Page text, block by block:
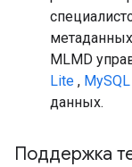
MLMD
Lite , MySQL
данных.
Поддержка